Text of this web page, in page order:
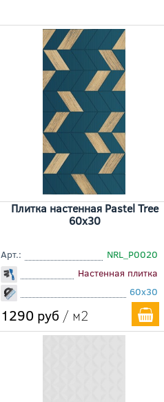
Плитка настенная Pastel Tree
60x30
Арт.:
NRL_P0020
Настенная плитка
60x30
1290 руб / м2